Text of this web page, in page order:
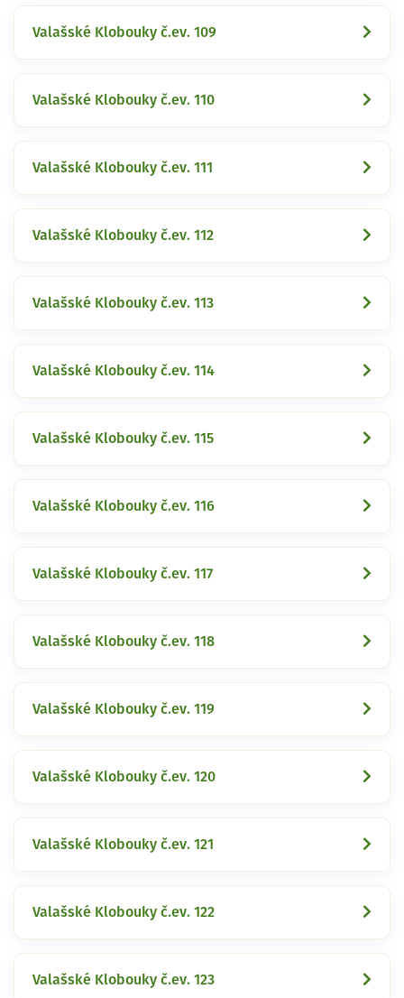
Valašské Klobouky č.ev. 109
Valašské Klobouky č.ev. 110
Valašské Klobouky č.ev. 111
Valašské Klobouky č.ev. 112
Valašské Klobouky č.ev. 113
Valašské Klobouky č.ev. 114
Valašské Klobouky č.ev. 115
Valašské Klobouky č.ev. 116
Valašské Klobouky č.ev. 117
Valašské Klobouky č.ev. 118
Valašské Klobouky č.ev. 119
Valašské Klobouky č.ev. 120
Valašské Klobouky č.ev. 121
Valašské Klobouky č.ev. 122
Valašské Klobouky č.ev. 123